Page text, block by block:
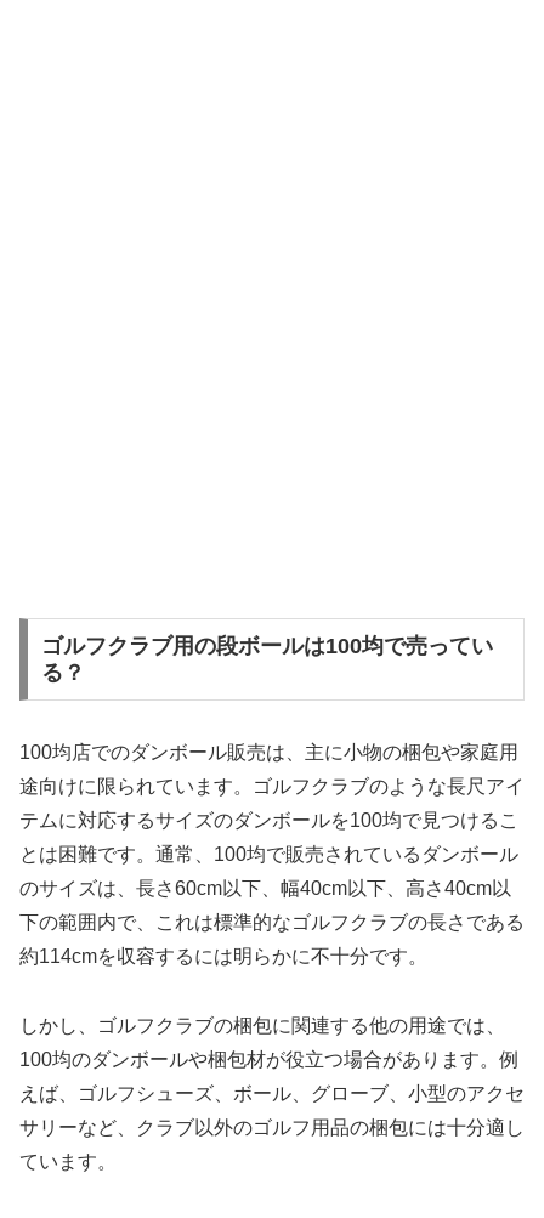
ゴルフクラブ用の段ボールは100均で売ってい
る？
100均店でのダンボール販売は、主に小物の梱包や家庭用
途向けに限られています。ゴルフクラブのような長尺アイ
テムに対応するサイズのダンボールを100均で見つけるこ
とは困難です。通常、100均で販売されているダンボール
のサイズは、長さ60cm以下、幅40cm以下、高さ40cm以
下の範囲内で、これは標準的なゴルフクラブの長さである
約114cmを収容するには明らかに不十分です。
しかし、ゴルフクラブの梱包に関連する他の用途では、
100均のダンボールや梱包材が役立つ場合があります。例
えば、ゴルフシューズ、ボール、グローブ、小型のアクセ
サリーなど、クラブ以外のゴルフ用品の梱包には十分適し
ています。